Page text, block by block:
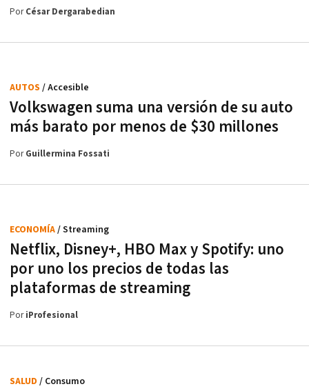
PorCésar Dergarabedian
Volkswagen suma una versión de su auto
más barato por menos de $30 millones
AUTOS / Accesible
PorGuillermina Fossati
Netflix, Disney+, HBO Max y Spotify: uno
por uno los precios de todas las
plataformas de streaming
ECONOMÍA/ Streaming
PoriProfesional
SALUD / Consumo